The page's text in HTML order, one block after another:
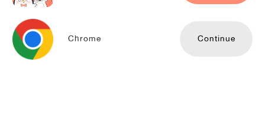
Chrome Continue